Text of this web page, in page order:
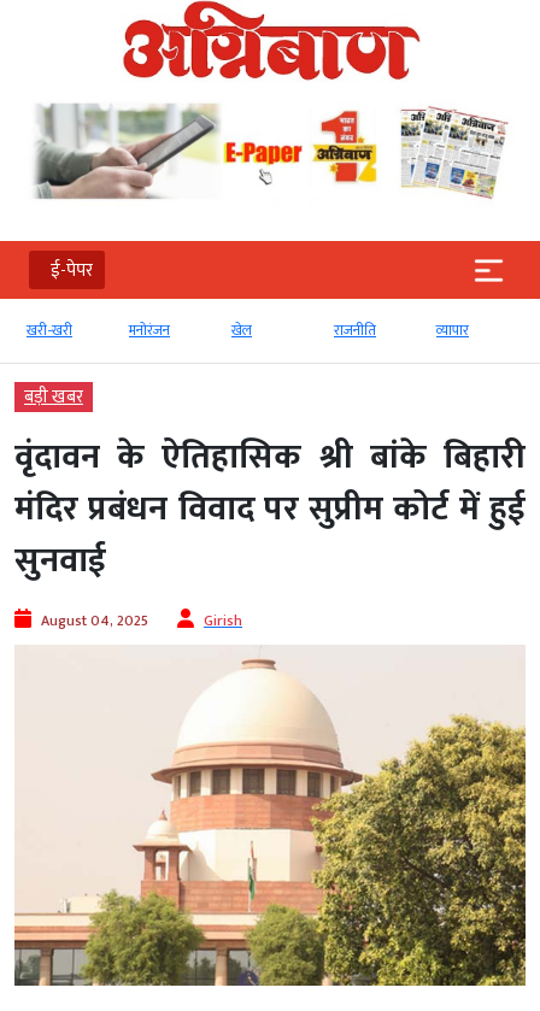
ई-पेपर
खरी-खरी मनोरंजन खेल राजनीति व्‍यापार
बड़ी खबर
वृंदावन के ऐतिहासिक श्री बांके बिहारी
मंदिर प्रबंधन विवाद पर सुप्रीम कोर्ट में हुई
सुनवाई
August 04, 2025 Girish